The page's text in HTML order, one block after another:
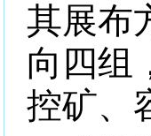
其展布
向四组
控矿、